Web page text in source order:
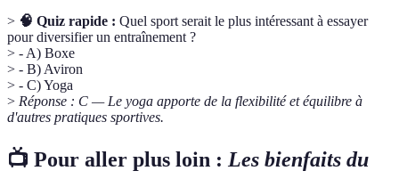
> 🧠 Quiz rapide : Quel sport serait le plus intéressant à essayer
pour diversifier un entraînement ?
> - A) Boxe
> - B) Aviron
> - C) Yoga
> Réponse : C — Le yoga apporte de la flexibilité et équilibre à
d'autres pratiques sportives.
📺 Pour aller plus loin : Les bienfaits du